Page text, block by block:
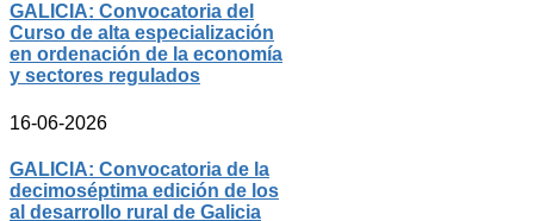
GALICIA: Convocatoria del
Curso de alta especialización
en ordenación de la economía
y sectores regulados
16-06-2026
GALICIA: Convocatoria de la
decimoséptima edición de los
al desarrollo rural de Galicia